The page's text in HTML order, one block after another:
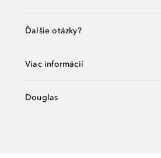
Ďalšie otázky?
Viac informácií
Douglas